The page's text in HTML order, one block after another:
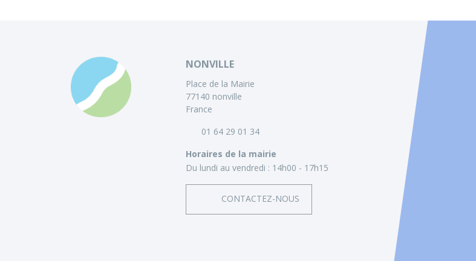
NONVILLE
Place de la Mairie
77140 nonville
France
01 64 29 01 34
Horaires de la mairie
Du lundi au vendredi : 14h00 - 17h15
CONTACTEZ-NOUS